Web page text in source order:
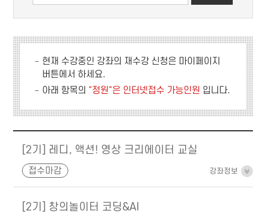
현재 수강중인 강좌의 재수강 신청은 마이페이지
버튼에서 하세요.
아래 항목의 "정원"은 인터넷접수 가능인원 입니다.
[2기] 레디, 액션! 영상 크리에이터 교실
접수마감 강좌정보
[2기] 창의놀이터 코딩&AI